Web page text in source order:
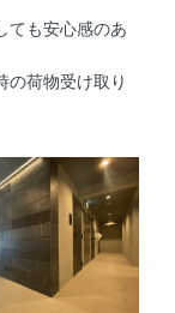
ても安心感のあ
の荷物受け取り